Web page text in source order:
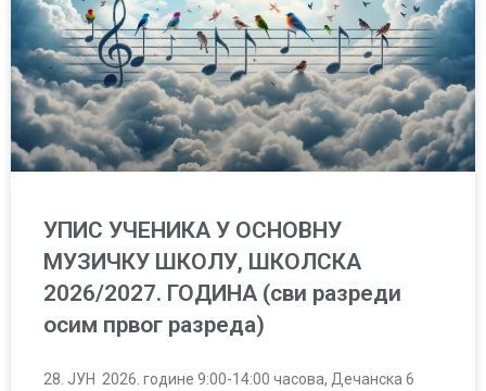
УПИС УЧЕНИКА У ОСНОВНУ
МУЗИЧКУ ШКОЛУ, ШКОЛСКА
2026/2027. ГОДИНА (сви разреди
осим првог разреда)
28. ЈУН 2026. године 9:00-14:00 часова, Дечанска 6